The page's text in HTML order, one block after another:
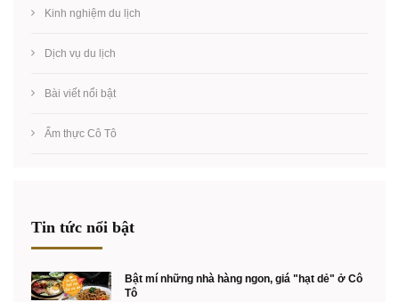
Kinh nghiệm du lịch
Dịch vụ du lịch
Bài viết nổi bật
Ẩm thực Cô Tô
Tin tức nổi bật
Bật mí những nhà hàng ngon, giá "hạt dẻ" ở Cô
Tô